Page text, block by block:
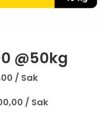
@50kg
/ Sak
/ Sak